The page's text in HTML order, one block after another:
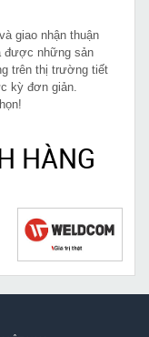
giao nhận thuận
được những sản
trên thị trường tiết
kỳ đơn giản.
HÀNG